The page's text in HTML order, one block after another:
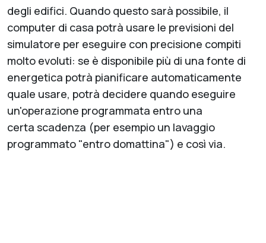
degli edifici. Quando questo sarà possibile, il
computer di casa potrà usare le previsioni del
simulatore per eseguire con precisione compiti
molto evoluti: se è disponibile più di una fonte di
energetica potrà pianificare automaticamente
quale usare, potrà decidere quando eseguire
un'operazione programmata entro una
certa scadenza (per esempio un lavaggio
programmato "entro domattina") e così via.